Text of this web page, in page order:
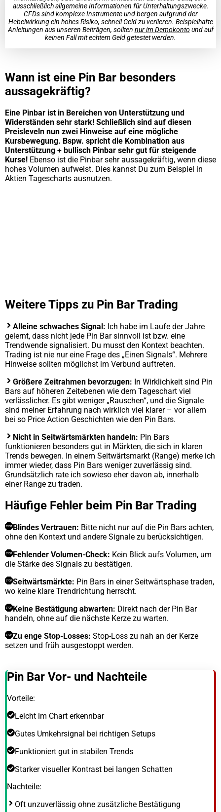
ausschließlich allgemeine Informationen für Unterhaltungszwecke.
CFDs sind komplexe Instrumente und bergen aufgrund der
Hebelwirkung ein hohes Risiko, schnell Geld zu verlieren. Beispielhafte
Anleitungen aus unseren Beiträgen, sollten nur im Demokonto und auf
keinen Fall mit echtem Geld getestet werden.
Wann ist eine Pin Bar besonders
aussagekräftig?
Eine Pinbar ist in Bereichen von Unterstützung und
Widerständen sehr stark! Schließlich sind auf diesen
Preisleveln nun zwei Hinweise auf eine mögliche
Kursbewegung. Bspw. spricht die Kombination aus
Unterstützung + bullisch Pinbar sehr gut für steigende
Kurse! Ebenso ist die Pinbar sehr aussagekräftig, wenn diese
hohes Volumen aufweist. Dies kannst Du zum Beispiel in
Aktien Tagescharts ausnutzen.
Weitere Tipps zu Pin Bar Trading
Alleine schwaches Signal: Ich habe im Laufe der Jahre
gelernt, dass nicht jede Pin Bar sinnvoll ist bzw. eine
Trendwende signalisiert. Du musst den Kontext beachten.
Trading ist nie nur eine Frage des „Einen Signals“. Mehrere
Hinweise sollten möglichst im Verbund auftreten.
Größere Zeitrahmen bevorzugen: In Wirklichkeit sind Pin
Bars auf höheren Zeitebenen wie dem Tageschart viel
verlässlicher. Es gibt weniger „Rauschen“, und die Signale
sind meiner Erfahrung nach wirklich viel klarer – vor allem
bei so Price Action Geschichten wie den Pin Bars.
Nicht in Seitwärtsmärkten handeln: Pin Bars
funktionieren besonders gut in Märkten, die sich in klaren
Trends bewegen. In einem Seitwärtsmarkt (Range) merke ich
immer wieder, dass Pin Bars weniger zuverlässig sind.
Grundsätzlich rate ich sowieso eher davon ab, innerhalb
einer Range zu traden.
Häufige Fehler beim Pin Bar Trading
Blindes Vertrauen: Bitte nicht nur auf die Pin Bars achten,
ohne den Kontext und andere Signale zu berücksichtigen.
Fehlender Volumen-Check: Kein Blick aufs Volumen, um
die Stärke des Signals zu bestätigen.
Seitwärtsmärkte: Pin Bars in einer Seitwärtsphase traden,
wo keine klare Trendrichtung herrscht.
Keine Bestätigung abwarten: Direkt nach der Pin Bar
handeln, ohne auf die nächste Kerze zu warten.
Zu enge Stop-Losses: Stop-Loss zu nah an der Kerze
setzen und früh ausgestoppt werden.
Pin Bar Vor- und Nachteile
Vorteile:
Leicht im Chart erkennbar
Gutes Umkehrsignal bei richtigen Setups
Funktioniert gut in stabilen Trends
Starker visueller Kontrast bei langen Schatten
Nachteile:
Oft unzuverlässig ohne zusätzliche Bestätigung